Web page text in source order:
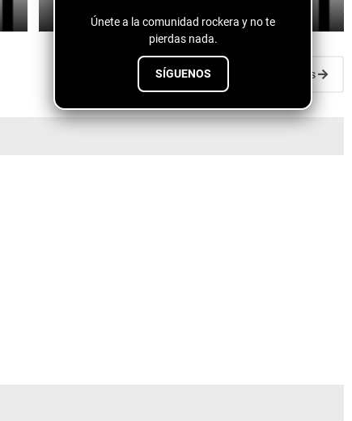
Únete a la comunidad rockera y no te
pierdas nada.
SÍGUENOS Entradas antiguas